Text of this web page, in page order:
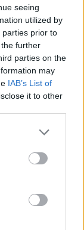
seeing
utilized by
parties prior to
further
parties on the
may
IAB’s List of
it to other
ποπ με τα